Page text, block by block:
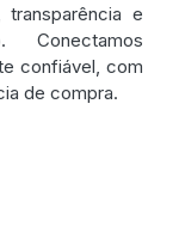
e
Conectamos
confiável, com
de compra.